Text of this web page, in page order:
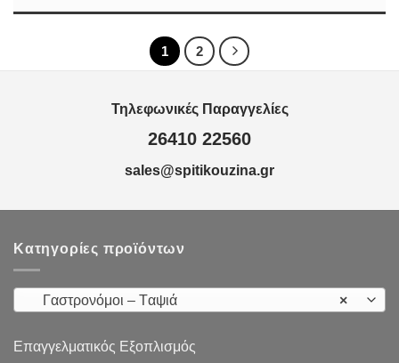
1 2
Τηλεφωνικές Παραγγελίες
26410 22560
sales@spitikouzina.gr
Κατηγορίες προϊόντων
×
Γαστρονόμοι – Tαψιά
Επαγγελματικός Εξοπλισμός